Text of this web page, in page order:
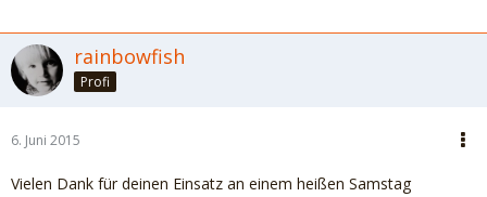
rainbowfish
Profi
6. Juni 2015
Vielen Dank für deinen Einsatz an einem heißen Samstag